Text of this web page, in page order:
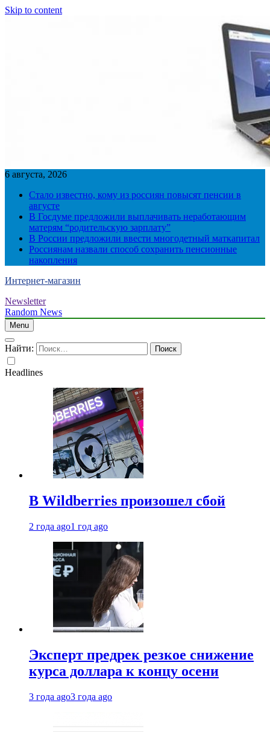
Skip to content
6 августа, 2026
Стало известно, кому из россиян повысят пенсии в
августе
В Госдуме предложили выплачивать неработающим
матерям “родительскую зарплату”
В России предложили ввести многодетный маткапитал
Россиянам назвали способ сохранить пенсионные
накопления
Интернет-магазин
Newsletter
Random News
Menu
Найти:
Headlines
В Wildberries произошел сбой
2 года ago1 год ago
Эксперт предрек резкое снижение
курса доллара к концу осени
3 года ago3 года ago